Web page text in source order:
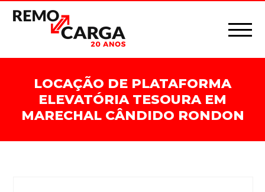
LOCAÇÃO DE PLATAFORMA
ELEVATÓRIA TESOURA EM
MARECHAL CÂNDIDO RONDON